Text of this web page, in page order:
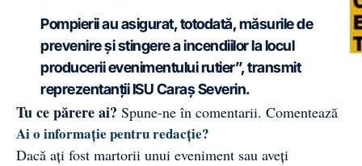
Pompierii au asigurat, totodată, măsurile de
prevenire și stingere a incendiilor la locul
producerii evenimentului rutier”, transmit
reprezentanții ISU Caraș Severin.
Tu ce părere ai? Spune-ne în comentarii. Comentează
Ai o informație pentru redacție?
Dacă ați fost martorii unui eveniment sau aveți